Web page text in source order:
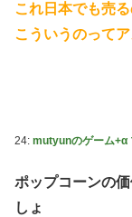
これ日本でも売る
こういうのって
24: mutyunのゲーム+α
ポップコーンの
しょ